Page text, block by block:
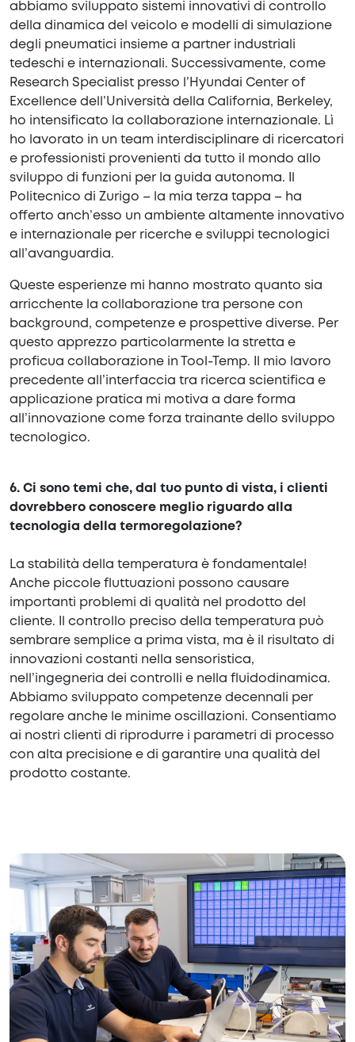
abbiamo sviluppato sistemi innovativi di controllo
della dinamica del veicolo e modelli di simulazione
degli pneumatici insieme a partner industriali
tedeschi e internazionali. Successivamente, come
Research Specialist presso l’Hyundai Center of
Excellence dell’Università della California, Berkeley,
ho intensificato la collaborazione internazionale. Lì
ho lavorato in un team interdisciplinare di ricercatori
e professionisti provenienti da tutto il mondo allo
sviluppo di funzioni per la guida autonoma. Il
Politecnico di Zurigo – la mia terza tappa – ha
offerto anch’esso un ambiente altamente innovativo
e internazionale per ricerche e sviluppi tecnologici
all’avanguardia.
Queste esperienze mi hanno mostrato quanto sia
arricchente la collaborazione tra persone con
background, competenze e prospettive diverse. Per
questo apprezzo particolarmente la stretta e
proficua collaborazione in Tool-Temp. Il mio lavoro
precedente all’interfaccia tra ricerca scientifica e
applicazione pratica mi motiva a dare forma
all’innovazione come forza trainante dello sviluppo
tecnologico.
6. Ci sono temi che, dal tuo punto di vista, i clienti
dovrebbero conoscere meglio riguardo alla
tecnologia della termoregolazione?
La stabilità della temperatura è fondamentale!
Anche piccole fluttuazioni possono causare
importanti problemi di qualità nel prodotto del
cliente. Il controllo preciso della temperatura può
sembrare semplice a prima vista, ma è il risultato di
innovazioni costanti nella sensoristica,
nell’ingegneria dei controlli e nella fluidodinamica.
Abbiamo sviluppato competenze decennali per
regolare anche le minime oscillazioni. Consentiamo
ai nostri clienti di riprodurre i parametri di processo
con alta precisione e di garantire una qualità del
prodotto costante.